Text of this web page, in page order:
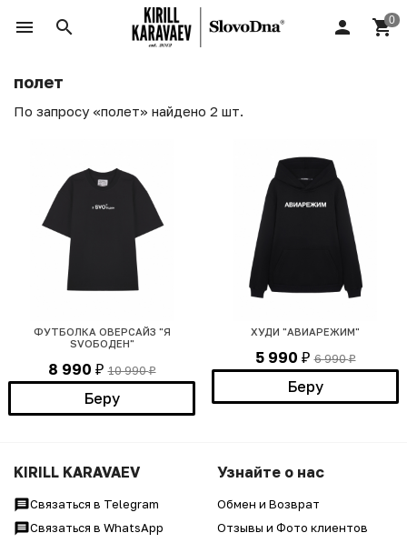
полет
По запросу «полет» найдено 2 шт.
ФУТБОЛКА ОВЕРСАЙЗ "Я
SVOБОДЕН"
8 990 ₽ 10 990₽
Беру
ХУДИ "АВИАРЕЖИМ"
5 990 ₽ 6 990₽
Беру
KIRILL KARAVAEV
Связаться в Telegram
Связаться в WhatsApp
Узнайте о нас
Обмен и Возврат
Отзывы и Фото клиентов